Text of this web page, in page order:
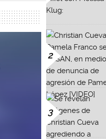
2
3